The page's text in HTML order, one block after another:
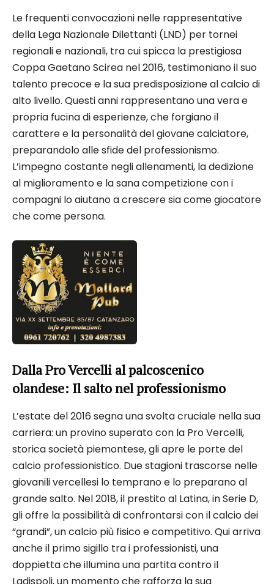
Le frequenti convocazioni nelle rappresentative
della Lega Nazionale Dilettanti (LND) per tornei
regionali e nazionali, tra cui spicca la prestigiosa
Coppa Gaetano Scirea nel 2016, testimoniano il suo
talento precoce e la sua predisposizione al calcio di
alto livello. Questi anni rappresentano una vera e
propria fucina di esperienze, che forgiano il
carattere e la personalità del giovane calciatore,
preparandolo alle sfide del professionismo.
L’impegno costante negli allenamenti, la dedizione
al miglioramento e la sana competizione con i
compagni lo aiutano a crescere sia come giocatore
che come persona.
Dalla Pro Vercelli al palcoscenico
olandese: Il salto nel professionismo
L’estate del 2016 segna una svolta cruciale nella sua
carriera: un provino superato con la Pro Vercelli,
storica società piemontese, gli apre le porte del
calcio professionistico. Due stagioni trascorse nelle
giovanili vercellesi lo temprano e lo preparano al
grande salto. Nel 2018, il prestito al Latina, in Serie D,
gli offre la possibilità di confrontarsi con il calcio dei
“grandi”, un calcio più fisico e competitivo. Qui arriva
anche il primo sigillo tra i professionisti, una
doppietta che illumina una partita contro il